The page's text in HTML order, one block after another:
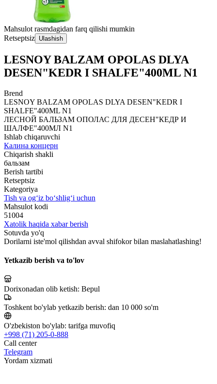
Mahsulot rasmdagidan farq qilishi mumkin
Retseptsiz Ulashish
LЕSNOY BALZAM OPOLAS DLYA
DЕSЕN"KЕDR I SHALFЕ"400ML N1
Brend
LЕSNOY BALZAM OPOLAS DLYA DЕSЕN"KЕDR I
SHALFЕ"400ML N1
ЛЕСНОЙ БАЛЬЗАМ ОПОЛАС ДЛЯ ДЕСЕН"КЕДР И
ШАЛФЕ"400МЛ N1
Ishlab chiqaruvchi
Калина концерн
Chiqarish shakli
бальзам
Berish tartibi
Retseptsiz
Kategoriya
Tish va og‘iz bo‘shlig‘i uchun
Mahsulot kodi
51004
Xatolik haqida xabar berish
Sotuvda yo'q
Dorilarni iste'mol qilishdan avval shifokor bilan maslahatlashing!
Yetkazib berish va to'lov
Dorixonadan olib ketish: Bepul
Toshkent bo'ylab yetkazib berish: dan 10 000 so'm
O'zbekiston bo'ylab: tarifga muvofiq
+998 (71) 205-0-888
Call center
Telegram
Yordam xizmati